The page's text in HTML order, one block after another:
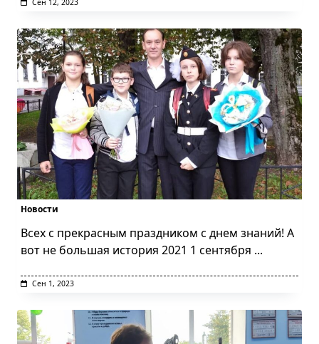
Сен 12, 2023
Новости
Всех с прекрасным праздником с днем знаний! А
вот не большая история 2021 1 сентября ...
Сен 1, 2023